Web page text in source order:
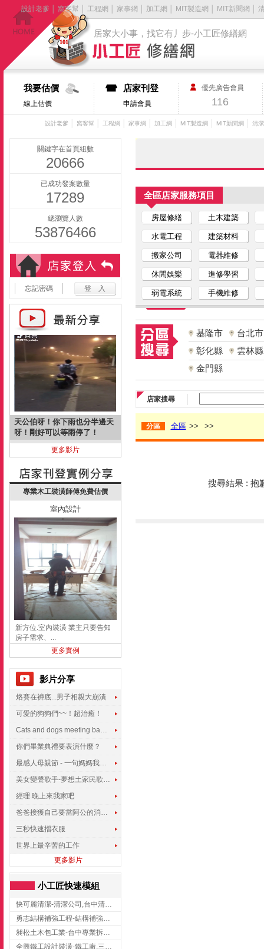
居家大小事，找它有丿步-小工匠修繕網
設計老爹 窩客幫 工程網 家事網 加工網 MIT製造網 MIT新聞網
我要估價
線上估價
店家刊登
申請會員
優先廣告會員
116
設計老爹 窩客幫 工程網 家事網 加工網 MIT製造網 MIT新聞網 清
關鍵字在首頁組數
20666
已成功發案數量
17289
總瀏覽人數
53876466
忘記密碼
天公伯呀！你下雨也分半邊天
呀！剛好可以等雨停了！
更多影片
專業木工裝潢師傅免費估價
室內設計
新方位.室內裝潢 業主只要告知
房子需求、...
更多實例
影片分享
烙賽在褲底...男子相親大崩潰
可愛的狗狗們~~！超治癒！
Cats and dogs meeting babies for the first time
你們畢業典禮要表演什麼？
最感人母親節 - 一句媽媽我愛你
美女變聲歌手-夢想土家民歌傳遍世界
經理.晚上來我家吧
爸爸接獲自己要當阿公的消息，反應史上最可愛!!!
三秒快速摺衣服
世界上最辛苦的工作
更多影片
小工匠快速模組
快可麗清潔-清潔公司,台中清潔公司,台中居家清潔
勇志結構補強工程-結構補強工程 ,桃園結構補強工程,龍潭結構補強工程
昶松土木包工業-台中專業拆除工程/挖土機出租
全興鐵工設計裝潢-鐵工廠,三峽鐵工廠,台北鐵工廠
全區店家服務項目
房屋修繕 土木建築
水電工程 建築材料
搬家公司 電器維修
休閒娛樂 進修學習
弱電系統 手機維修
基隆市
台北市
彰化縣
雲林縣
金門縣
店家搜尋
分區 全區 >> >>
搜尋結果 : 抱